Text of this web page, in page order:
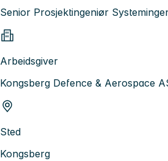
Senior Prosjektingeniør
Arbeidsgiver
Kongsberg Defence & Aerospace
Sted
Kongsberg